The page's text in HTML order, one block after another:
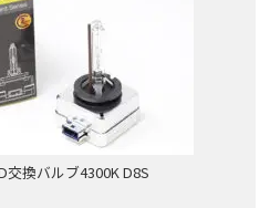
交換バルブ4300K D8S